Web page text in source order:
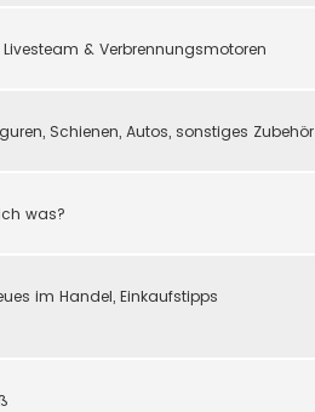
& Verbrennungsmotoren
Schienen, Autos, sonstiges Zubehör
was?
im Handel, Einkaufstipps